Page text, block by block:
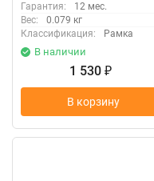
Гарантия:
12 мес.
Вес:
0.079 кг
Классификация:
Рамка
В наличии
1 530 ₽
В корзину